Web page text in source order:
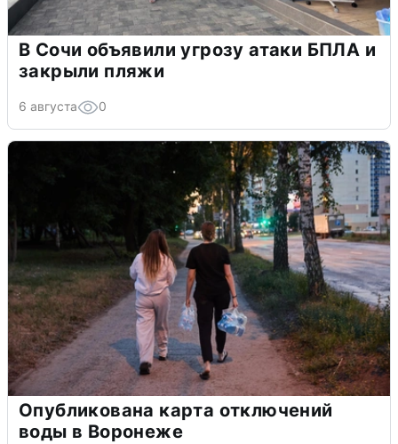
В Сочи объявили угрозу атаки БПЛА и
закрыли пляжи
6 августа 0
Опубликована карта отключений
воды в Воронеже